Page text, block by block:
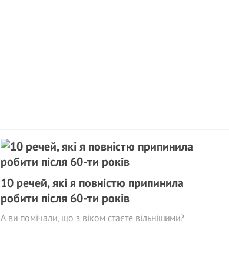
10 речей, які я повністю припинила
робити після 60-ти років
А ви помічали, що з віком стаєте вільнішими?